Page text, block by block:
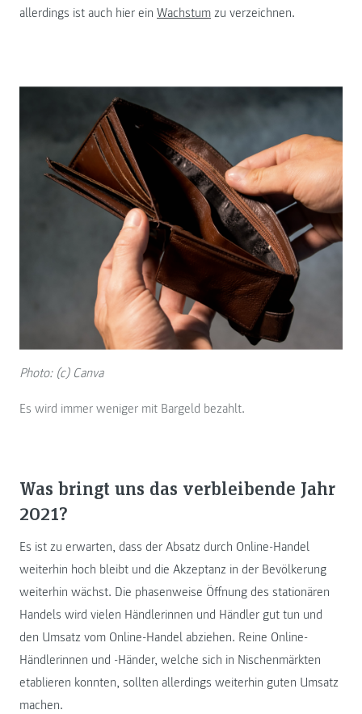
allerdings ist auch hier ein Wachstum zu verzeichnen.
Photo: (c) Canva
Es wird immer weniger mit Bargeld bezahlt.
Was bringt uns das verbleibende Jahr
2021?
Es ist zu erwarten, dass der Absatz durch Online-Handel
weiterhin hoch bleibt und die Akzeptanz in der Bevölkerung
weiterhin wächst. Die phasenweise Öffnung des stationären
Handels wird vielen Händlerinnen und Händler gut tun und
den Umsatz vom Online-Handel abziehen. Reine Online-
Händlerinnen und -Händer, welche sich in Nischenmärkten
etablieren konnten, sollten allerdings weiterhin guten Umsatz
machen.